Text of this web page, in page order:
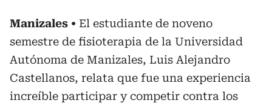
Manizales
El estudiante de noveno
semestre de fisioterapia de la Universidad
Autónoma de Manizales, Luis Alejandro
Castellanos, relata que fue una experiencia
increíble participar y competir contra los